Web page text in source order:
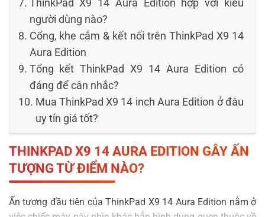
ThinkPad X9 14 Aura Edition hợp với kiểu
người dùng nào?
Cổng, khe cắm & kết nối trên ThinkPad X9 14
Aura Edition
Tổng kết ThinkPad X9 14 Aura Edition có
đáng để cân nhắc?
Mua ThinkPad X9 14 inch Aura Edition ở đâu
uy tín giá tốt?
THINKPAD X9 14 AURA EDITION GÂY ẤN
TƯỢNG TỪ ĐIỂM NÀO?
Ấn tượng đầu tiên của ThinkPad X9 14 Aura Edition nằm ở